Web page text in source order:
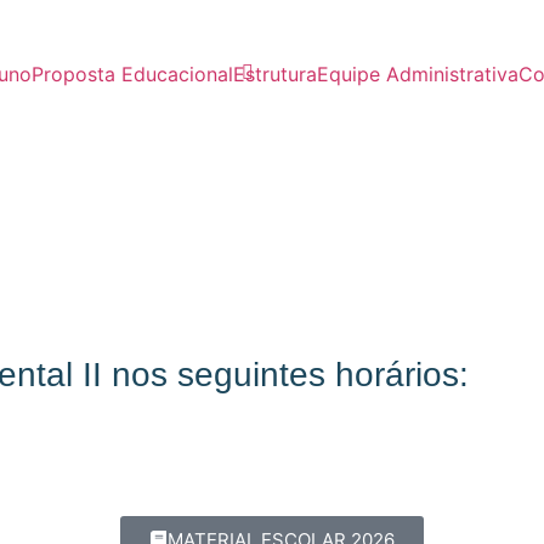
Proposta EducacionalEstruturaEquipe Administrativa
II nos seguintes horários: